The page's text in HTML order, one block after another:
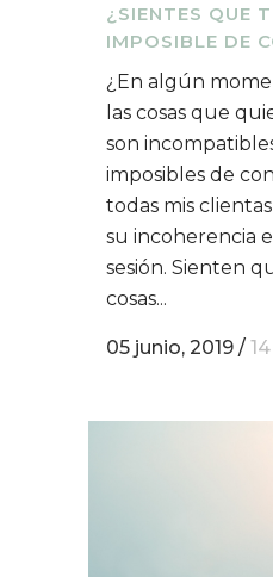
¿SIENTES QUE
IMPOSIBLE DE
¿En algún
las cosas que
son
imposibles de
todas mis
su incoherencia
sesión. Sienten
cosas...
05 junio, 2019 /